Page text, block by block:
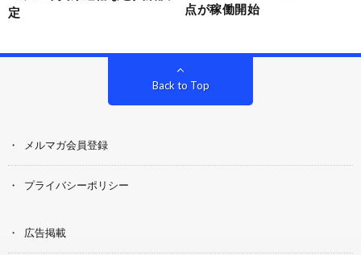
定
点が稼働開始
Back to Top
メルマガ会員登録
プライバシーポリシー
広告掲載